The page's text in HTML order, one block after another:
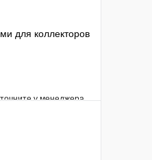
для коллекторов
у менеджера